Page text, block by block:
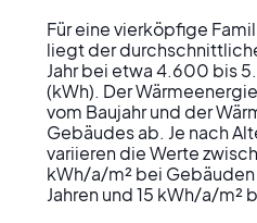
Für eine vierköpfige
liegt der
Jahr bei etwa 4.600 bis
(kWh). Der
vom Baujahr und der
Gebäudes ab. Je nach
variieren die Werte
kWh/a/m² bei
Jahren und 15 kWh/a/m²